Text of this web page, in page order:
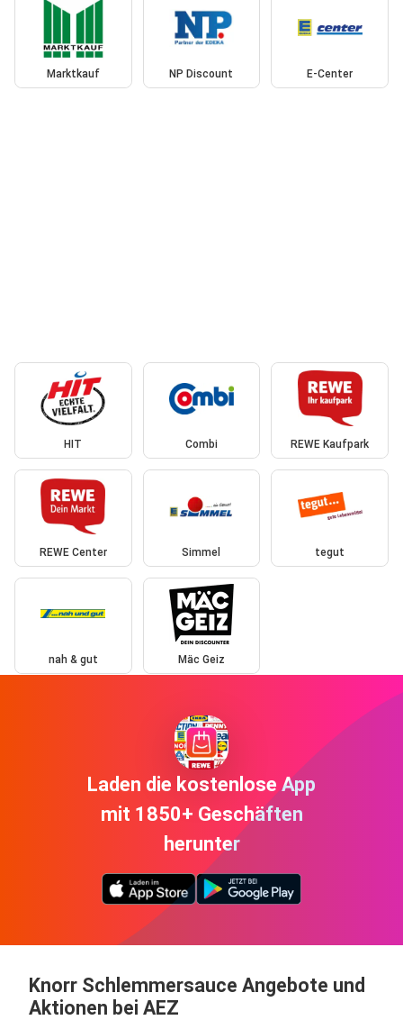
Marktkauf NP Discount E-Center
HIT Combi REWE Kaufpark
REWE Center Simmel tegut
nah & gut Mäc Geiz
Laden die kostenlose App
mit 1850+ Geschäften
herunter
Knorr Schlemmersauce Angebote und
Aktionen bei AEZ